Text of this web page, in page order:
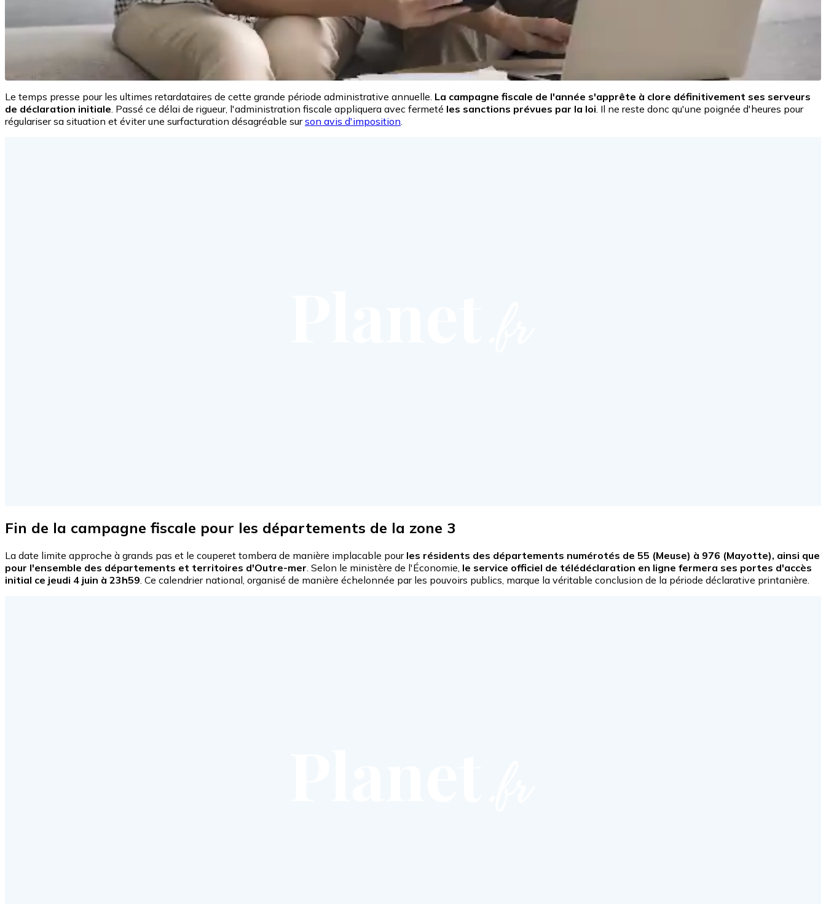
Le temps presse pour les ultimes retardataires de cette grande période administrative annuelle. La campagne fiscale de l'année s'apprête à clore définitivement ses serveurs
de déclaration initiale . Passé ce délai de rigueur, l'administration fiscale appliquera avec fermeté les sanctions prévues par la loi . Il ne reste donc qu'une poignée d'heures pour
régulariser sa situation et éviter une surfacturation désagréable surson avis d'imposition
Fin de la campagne fiscale pour les départements de la zone 3
La date limite approche à grands pas et le couperet tombera de manière implacable pour les résidents des départements numérotés de 55 (Meuse) à 976 (Mayotte), ainsi que
pour l'ensemble des départements et territoires d'Outre-mer . Selon le ministère de l'Économie, le service officiel de télédéclaration en ligne fermera ses portes d'accès
initial ce jeudi 4 juin à 23h59 . Ce calendrier national, organisé de manière échelonnée par les pouvoirs publics, marque la véritable conclusion de la période déclarative printanière.